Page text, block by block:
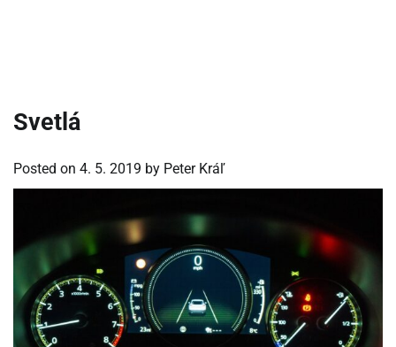
Svetlá
Posted on 4. 5. 2019 by Peter Kráľ